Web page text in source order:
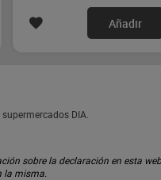
Añadir
DIA.
sobre la declaración en esta
misma.